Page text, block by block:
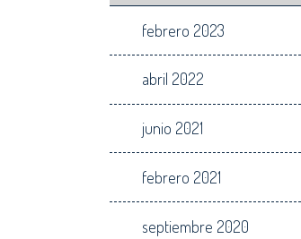
febrero 2023
abril 2022
junio 2021
febrero 2021
septiembre 2020